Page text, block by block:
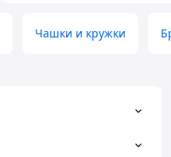
Чашки и кружки